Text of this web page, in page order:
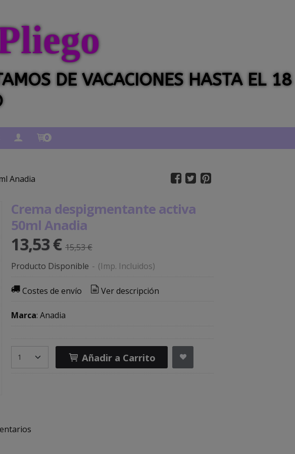
DE VACACIONES HASTA EL 18
0
Anadia
Crema despigmentante activa
50ml Anadia
13,53 € 15,53 €
Producto Disponible - (Imp. Incluidos)
Costes de envío Ver descripción
Marca: Anadia
Añadir a Carrito